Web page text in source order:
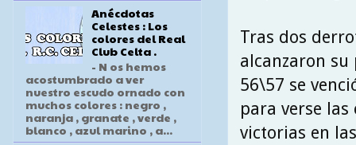
Tras dos
alcanzaron
56\57 se
para verse las
victorias en
Anécdotas
Celestes : Los
colores del Real
Club Celta .
- N os hemos
acostumbrado a ver
nuestro escudo ornado con
muchos colores : negro ,
naranja , granate , verde ,
blanco , azul marino , a...